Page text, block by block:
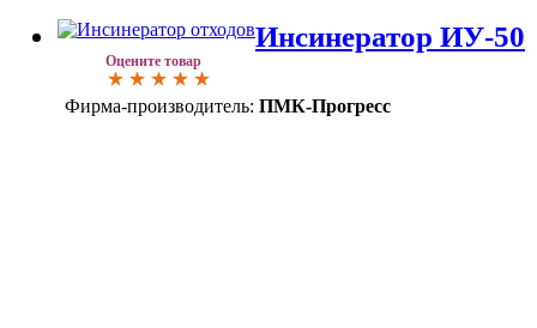
Оцените товар
Инсинератор ИУ-50
Фирма-производитель: ПМК-Прогресс